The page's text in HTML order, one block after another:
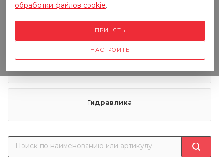
Гидравлика
обработки файлов cookie.
НАСТРОИТЬ
ПРИНЯТЬ